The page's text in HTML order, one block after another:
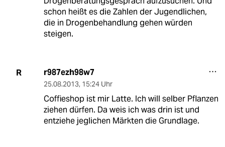
schon heißt es die Zahlen der Jugendlichen,
die in Drogenbehandlung gehen würden
steigen.
R r987ezh98w7
25.08.2013, 15:24 Uhr
Coffieshop ist mir Latte. Ich will selber Pflanzen
ziehen dürfen. Da weis ich was drin ist und
entziehe jeglichen Märkten die Grundlage.